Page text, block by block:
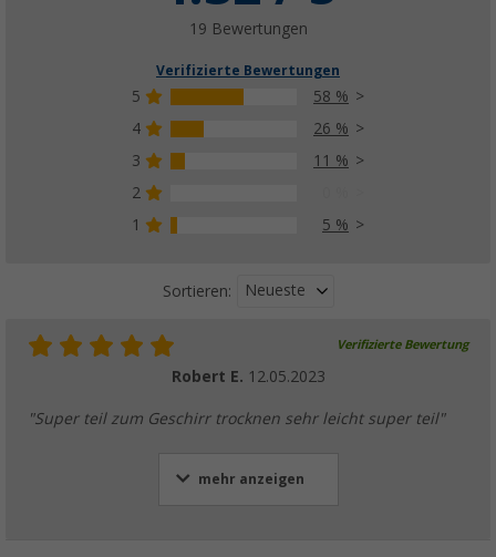
19 Bewertungen
Verifizierte Bewertungen
5
58 %
4
26 %
3
11 %
2
1
5 %
Sortieren: Neueste
Verifizierte Bewertung
Robert E. 12.05.2023
"Super teil zum Geschirr trocknen sehr leicht super teil"
mehr anzeigen